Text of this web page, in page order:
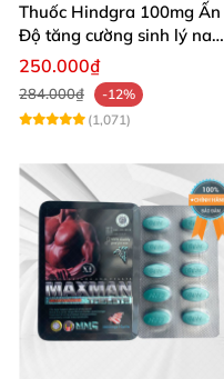
Thuốc Hindgra 100mg Ấn
Độ tăng cường sinh lý nam
hindgra-100 chống xts
cương dương
250.000₫
284.000₫
-12%
(1,071)